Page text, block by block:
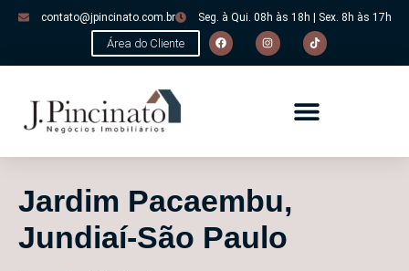
contato@jpincinato.com.br Seg. à Qui. 08h às 18h | Sex. 8h às 17h
Área do Cliente
Jardim Pacaembu,
Jundiaí-São Paulo